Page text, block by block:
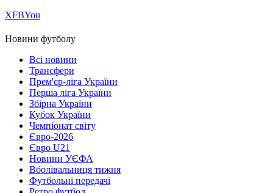
ХFBYou
Новини футболу
Всі новини
Трансфери
Прем'єр-ліга України
Перша ліга України
Збірна України
Кубок України
Чемпіонат світу
Євро-2026
Євро U21
Новини УЄФА
Вболівальниця тижня
Футбольні передачі